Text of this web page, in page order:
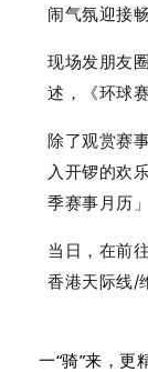
闹气氛迎接
现场发朋友
述 ， 《环球
除了观赏赛
入开锣的欢
季赛事月历」
当日，在前
香港天际线/
一“骑”来，更